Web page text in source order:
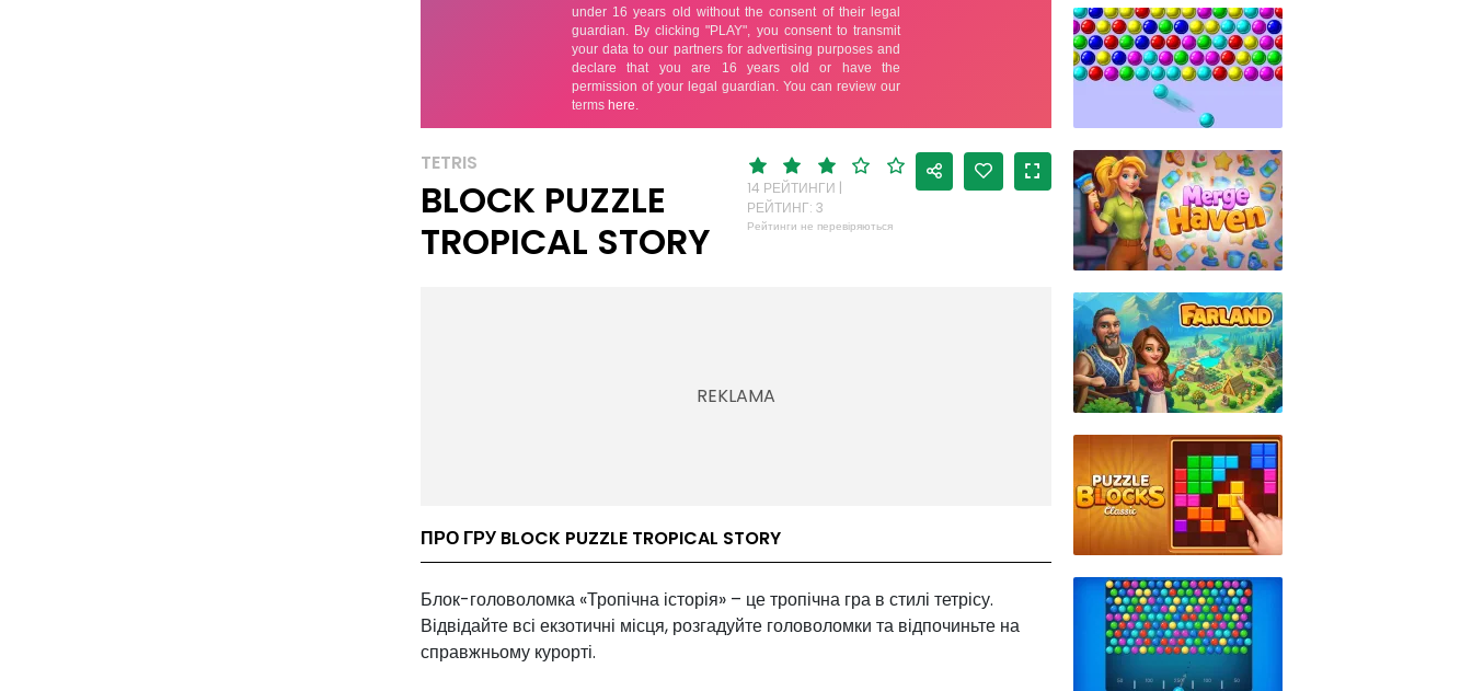
TETRIS
BLOCK PUZZLE
TROPICAL STORY
14 РЕЙТИНГИ |
РЕЙТИНГ: 3
Рейтинги не перевіряються
ПРО ГРУ BLOCK PUZZLE TROPICAL STORY
Блок-головоломка «Тропічна історія» – це тропічна гра в стилі тетрісу.
Відвідайте всі екзотичні місця, розгадуйте головоломки та відпочиньте на
справжньому курорті.